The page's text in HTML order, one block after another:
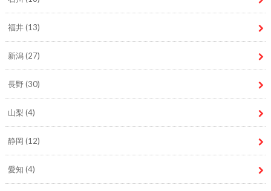
福井(13)
新潟(27)
長野(30)
山梨 (4)
静岡 (12)
愛知 (4)